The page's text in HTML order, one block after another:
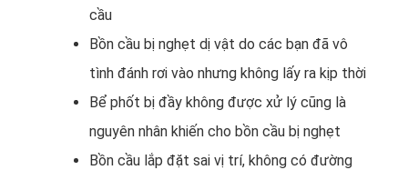
cầu
Bồn cầu bị nghẹt dị vật do các bạn đã vô
tình đánh rơi vào nhưng không lấy ra kịp thời
Bể phốt bị đầy không được xử lý cũng là
nguyên nhân khiến cho bồn cầu bị nghẹt
Bồn cầu lắp đặt sai vị trí, không có đường